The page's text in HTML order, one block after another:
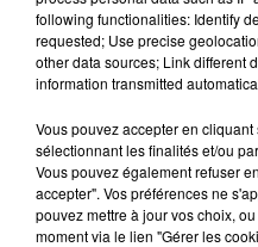
QUATRE
GRATUIT” POUR
CE...
following functionalities: Identify
requested; Use precise
other data sources; Link different
information transmitted
Vous pouvez accepter en
sélectionnant les finalités et/ou
Vous pouvez également refuser
accepter". Vos préférences ne
pouvez mettre à jour vos choix,
moment via le lien "Gérer les